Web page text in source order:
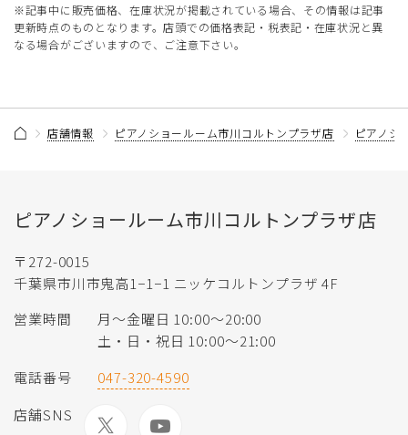
※記事中に販売価格、在庫状況が掲載されている場合、その情報は記事
更新時点のものとなります。店頭での価格表記・税表記・在庫状況と異
なる場合がございますので、ご注意下さい。
店舗情報 ピアノショールーム市川コルトンプラザ店 ピアノシ
ピアノショールーム市川コルトンプラザ店
〒272-0015
千葉県市川市鬼高1−1−1 ニッケコルトンプラザ 4F
営業時間
月〜金曜日 10:00〜20:00
土・日・祝日 10:00〜21:00
電話番号
047-320-4590
店舗SNS